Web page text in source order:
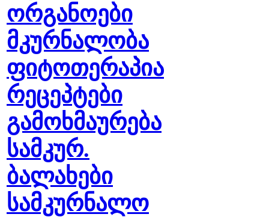
ორგანოები
მკურნალობა
ფიტოთერაპია
რეცეპტები
გამოხმაურება
სამკურ.
ბალახები
სამკურნალო